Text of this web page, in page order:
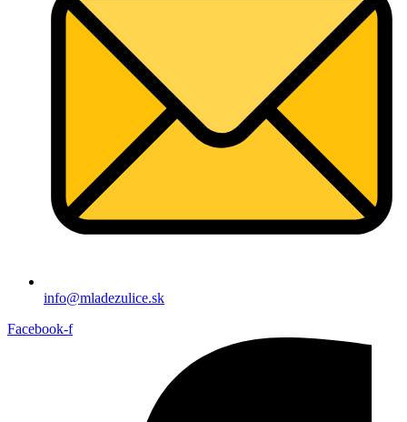
info@mladezulice.sk
Facebook-f